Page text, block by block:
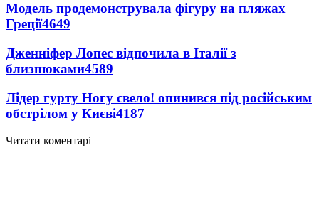
Модель продемонструвала фігуру на пляжах
Греції4649
Дженніфер Лопес відпочила в Італії з
близнюками4589
Лідер гурту Ногу свело! опинився під російським
обстрілом у Києві4187
Читати коментарі